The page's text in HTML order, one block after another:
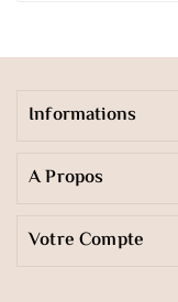
Informations
A Propos
Votre Compte